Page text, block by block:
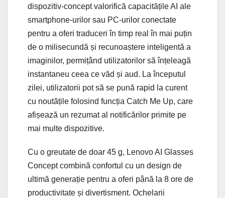
dispozitiv-concept valorifică capacitățile AI ale
smartphone-urilor sau PC-urilor conectate
pentru a oferi traduceri în timp real în mai puțin
de o milisecundă și recunoaștere inteligentă a
imaginilor, permițând utilizatorilor să înțeleagă
instantaneu ceea ce văd și aud. La începutul
zilei, utilizatorii pot să se pună rapid la curent
cu noutățile folosind funcția Catch Me Up, care
afișează un rezumat al notificărilor primite pe
mai multe dispozitive.
Cu o greutate de doar 45 g, Lenovo AI Glasses
Concept combină confortul cu un design de
ultimă generație pentru a oferi până la 8 ore de
productivitate și divertisment. Ochelarii